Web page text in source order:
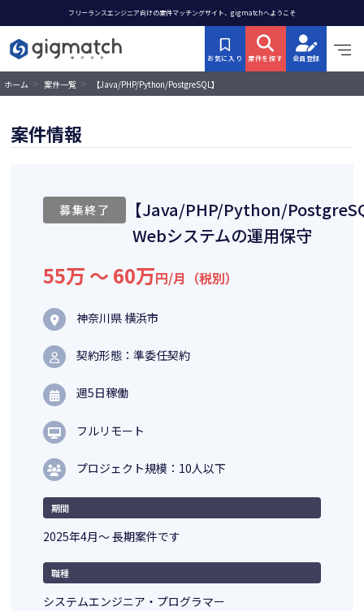
フリーランスエンジニア向けの案件マッチングサイト、gigmatchへようこそ
お気に入り 案件を探す 会員登録
ホーム > 案件一覧 >
【Java/PHP/Python/PostgreSQL】
案件情報
募集終了
【Java/PHP/Python/
Webシステムの運用保守
55万 〜 60万円/月（税別）
神奈川県 横浜市
契約形態：準委任契約
週5日稼働
フルリモート
プロジェクト規模：10人以下
期間
2025年4月～ 長期案件です
職種
システムエンジニア・プログラマー